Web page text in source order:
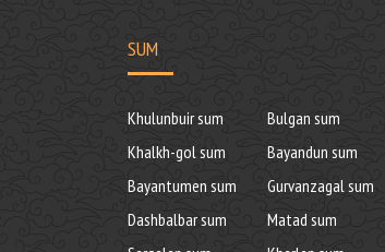
SUM
Khulunbuir sum
Bulgan sum
Khalkh-gol sum
Bayandun sum
Bayantumen sum
Gurvanzagal sum
Dashbalbar sum
Matad sum